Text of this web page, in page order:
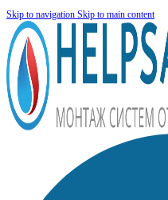
Skip to navigation Skip to main content